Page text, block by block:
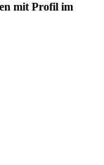
mit Profil im